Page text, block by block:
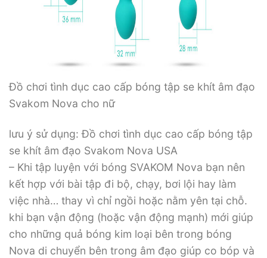
Đồ chơi tình dục cao cấp bóng tập se khít âm đạo
Svakom Nova cho nữ
lưu ý sử dụng: Đồ chơi tình dục cao cấp bóng tập
se khít âm đạo Svakom Nova USA
– Khi tập luyện với bóng SVAKOM Nova bạn nên
kết hợp với bài tập đi bộ, chạy, bơi lội hay làm
việc nhà… thay vì chỉ ngồi hoặc nằm yên tại chỗ.
khi bạn vận động (hoặc vận động mạnh) mới giúp
cho những quả bóng kim loại bên trong bóng
Nova di chuyển bên trong âm đạo giúp co bóp và